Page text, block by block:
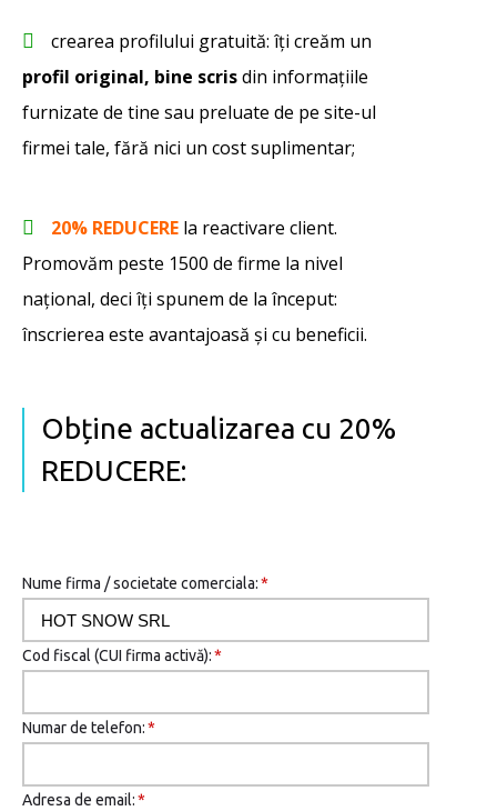
crearea profilului gratuită: îți creăm un
profil original, bine scrisdin informațiile
furnizate de tine sau preluate de pe site-ul
firmei tale, fără nici un cost suplimentar;
20% REDUCERE la reactivare client.
Promovăm peste 1500 de firme la nivel
național, deci îţi spunem de la început:
înscrierea este avantajoasă şi cu beneficii.
Obține actualizarea cu 20%
REDUCERE:
Nume firma / societate comerciala:*
Cod fiscal (CUI firma activă):*
Numar de telefon:*
Adresa de email:*